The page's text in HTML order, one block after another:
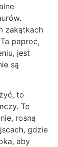
zakątkach
paproć,
jest
są
to
Te
rosną
gdzie
aby